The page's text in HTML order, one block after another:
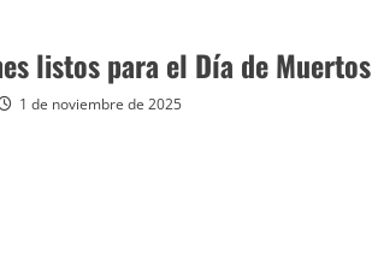
listos para el Día de Muertos
1 de noviembre de 2025